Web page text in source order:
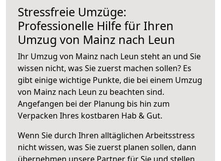
Stressfreie Umzüge:
Professionelle Hilfe für Ihren
Umzug von Mainz nach Leun
Ihr Umzug von Mainz nach Leun steht an und Sie
wissen nicht, was Sie zuerst machen sollen? Es
gibt einige wichtige Punkte, die bei einem Umzug
von Mainz nach Leun zu beachten sind.
Angefangen bei der Planung bis hin zum
Verpacken Ihres kostbaren Hab & Gut.
Wenn Sie durch Ihren alltäglichen Arbeitsstress
nicht wissen, was Sie zuerst planen sollen, dann